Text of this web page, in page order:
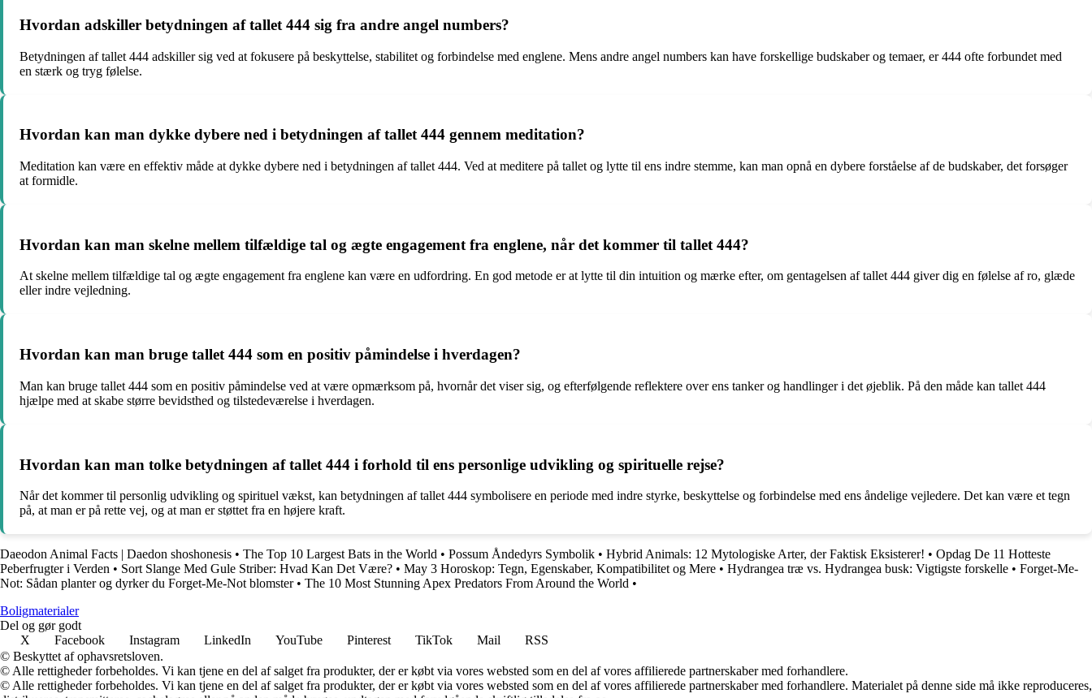
Hvordan adskiller betydningen af tallet 444 sig fra andre angel numbers?
Betydningen af tallet 444 adskiller sig ved at fokusere på beskyttelse, stabilitet og forbindelse med englene. Mens andre angel numbers kan have forskellige budskaber og temaer, er 444 ofte forbundet med
en stærk og tryg følelse.
Hvordan kan man dykke dybere ned i betydningen af tallet 444 gennem meditation?
Meditation kan være en effektiv måde at dykke dybere ned i betydningen af tallet 444. Ved at meditere på tallet og lytte til ens indre stemme, kan man opnå en dybere forståelse af de budskaber, det forsøger
at formidle.
Hvordan kan man skelne mellem tilfældige tal og ægte engagement fra englene, når det kommer til tallet 444?
At skelne mellem tilfældige tal og ægte engagement fra englene kan være en udfordring. En god metode er at lytte til din intuition og mærke efter, om gentagelsen af tallet 444 giver dig en følelse af ro, glæde
eller indre vejledning.
Hvordan kan man bruge tallet 444 som en positiv påmindelse i hverdagen?
Man kan bruge tallet 444 som en positiv påmindelse ved at være opmærksom på, hvornår det viser sig, og efterfølgende reflektere over ens tanker og handlinger i det øjeblik. På den måde kan tallet 444
hjælpe med at skabe større bevidsthed og tilstedeværelse i hverdagen.
Hvordan kan man tolke betydningen af tallet 444 i forhold til ens personlige udvikling og spirituelle rejse?
Når det kommer til personlig udvikling og spirituel vækst, kan betydningen af tallet 444 symbolisere en periode med indre styrke, beskyttelse og forbindelse med ens åndelige vejledere. Det kan være et tegn
på, at man er på rette vej, og at man er støttet fra en højere kraft.
Daeodon Animal Facts | Daedon shoshonesis • The Top 10 Largest Bats in the World • Possum Åndedyrs Symbolik • Hybrid Animals: 12 Mytologiske Arter, der Faktisk Eksisterer! • Opdag De 11 Hotteste
Peberfrugter i Verden • Sort Slange Med Gule Striber: Hvad Kan Det Være? • May 3 Horoskop: Tegn, Egenskaber, Kompatibilitet og Mere • Hydrangea træ vs. Hydrangea busk: Vigtigste forskelle • Forget-Me-
Not: Sådan planter og dyrker du Forget-Me-Not blomster• The 10 Most Stunning Apex Predators From Around the World •
Boligmaterialer
Del og gør godt
X
Facebook Instagram LinkedIn YouTube Pinterest TikTok Mail
RSS
© Beskyttet af ophavsretsloven.
© Alle rettigheder forbeholdes. Vi kan tjene en del af salget fra produkter, der er købt via vores websted som en del af vores affilierede partnerskaber med forhandlere.
© Alle rettigheder forbeholdes. Vi kan tjene en del af salget fra produkter, der er købt via vores websted som en del af vores affilierede partnerskaber med forhandlere. Materialet på denne side må ikke reproduceres,